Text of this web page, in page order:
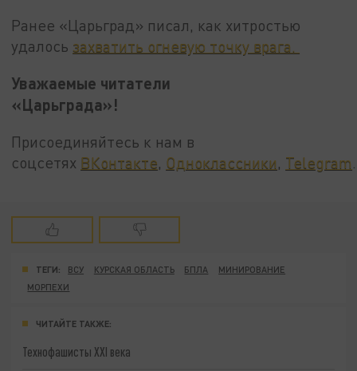
Ранее «Царьград» писал, как хитростью
удалось захватить огневую точку врага.
Уважаемые читатели
«Царьграда»!
Присоединяйтесь к нам в
соцсетях ВКонтакте Одноклассники Telegram
ТЕГИ: ВСУ КУРСКАЯ ОБЛАСТЬ БПЛА
МИНИРОВАНИЕ
МОРПЕХИ
ЧИТАЙТЕ ТАКЖЕ:
Технофашисты XXI века